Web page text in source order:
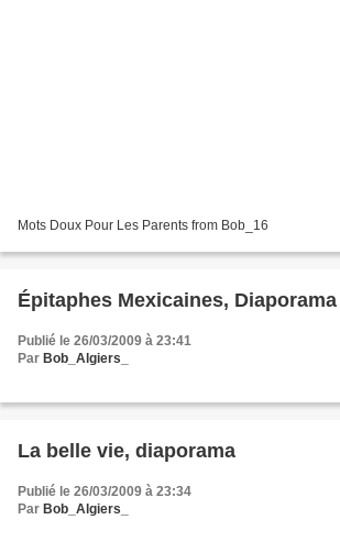
Mots Doux Pour Les Parents from Bob_16
Épitaphes Mexicaines, Diaporama
Publié le 26/03/2009 à 23:41
Par Bob_Algiers_
La belle vie, diaporama
Publié le 26/03/2009 à 23:34
Par Bob_Algiers_